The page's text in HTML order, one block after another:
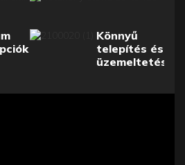
Könnyű
telepítés és
üzemeltetés